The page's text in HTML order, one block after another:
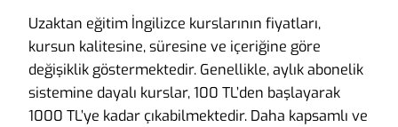
Uzaktan eğitim İngilizce kurslarının fiyatları,
kursun kalitesine, süresine ve içeriğine göre
değişiklik göstermektedir. Genellikle, aylık abonelik
sistemine dayalı kurslar, 100 TL’den başlayarak
1000 TL’ye kadar çıkabilmektedir. Daha kapsamlı ve